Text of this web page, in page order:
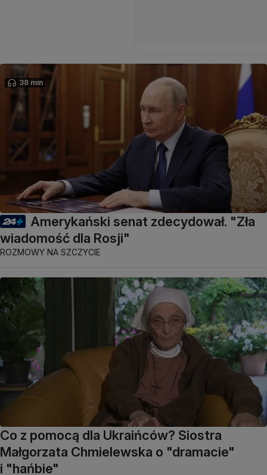
38 min
Amerykański senat zdecydował. "Zła
wiadomość dla Rosji"
ROZMOWY NA SZCZYCIE
Co z pomocą dla Ukraińców? Siostra
Małgorzata Chmielewska o "dramacie"
i "hańbie"